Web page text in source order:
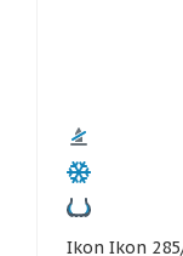
Ikon Ikon 285/40 R22 Autograph Snow 5 SUV